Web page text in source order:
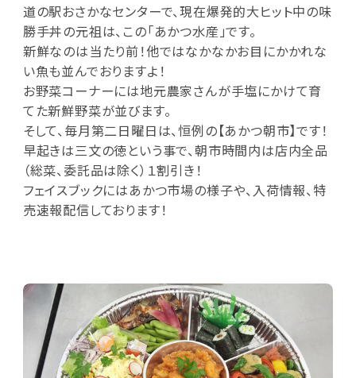
道の駅おさかなセンターで、現在爆発的大ヒット中の味
勝手丼の元祖は、この「あかつ水産」です。
新鮮なのは当たり前！他ではなかなかお目にかかれな
い魚も並んでおりますよ！
お野菜コーナーには地元農家さんが手塩にかけて育
てた新鮮野菜が並びます。
そして、毎月第二日曜日は、恒例の【あかつ朝市】です！
早起きは三文の徳という事で、朝市時間内は店内全品
（総菜、委託品は除く）１割引き！
フェイスブックにはあかつ市場の様子や、入荷情報、特
売速報配信しております！